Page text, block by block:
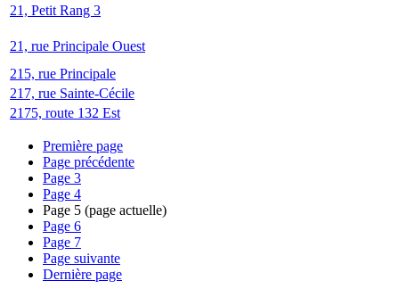
21, Petit Rang 3
21, rue Principale Ouest
215, rue Principale
217, rue Sainte-Cécile
2175, route 132 Est
Première page
Page précédente
Page 3
Page 4
Page 5 (page actuelle)
Page 6
Page 7
Page suivante
Dernière page